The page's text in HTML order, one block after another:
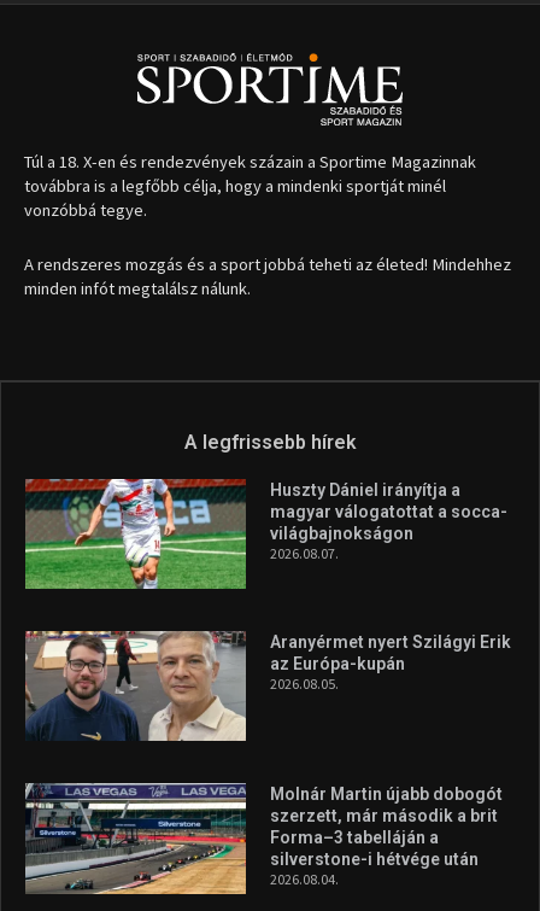
Túl a 18. X-en és rendezvények százain a Sportime Magazinnak
továbbra is a legfőbb célja, hogy a mindenki sportját minél
vonzóbbá tegye.
A rendszeres mozgás és a sport jobbá teheti az életed! Mindehhez
minden infót megtalálsz nálunk.
A legfrissebb hírek
Huszty Dániel irányítja a
magyar válogatottat a socca-
világbajnokságon
2026.08.07.
Aranyérmet nyert Szilágyi Erik
az Európa-kupán
2026.08.05.
Molnár Martin újabb dobogót
szerzett, már második a brit
Forma–3 tabelláján a
silverstone-i hétvége után
2026.08.04.